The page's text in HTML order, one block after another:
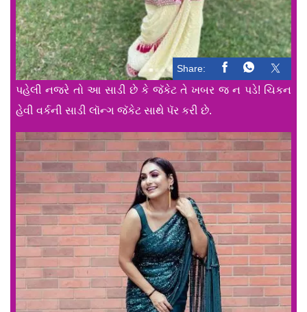
Share:
પહેલી નજરે તો આ સાડી છે કે જૅકેટ તે ખબર જ ન પડે! ચિકન
હેવી વર્કની સાડી લૉન્ગ જૅકેટ સાથે પૅર કરી છે.